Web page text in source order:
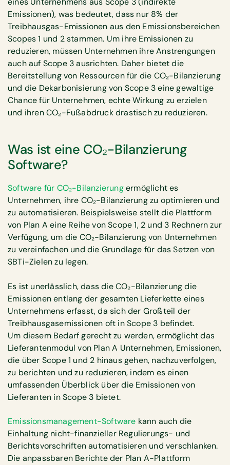
Emissionen), was bedeutet, dass nur 8% der
Treibhausgas-Emissionen aus den Emissionsbereichen
Scopes 1 und 2 stammen. Um ihre Emissionen zu
reduzieren, müssen Unternehmen ihre Anstrengungen
auch auf Scope 3 ausrichten. Daher bietet die
Bereitstellung von Ressourcen für die CO₂-Bilanzierung
und die Dekarbonisierung von Scope 3 eine gewaltige
Chance für Unternehmen, echte Wirkung zu erzielen
und ihren CO₂-Fußabdruck drastisch zu reduzieren.
Was ist eine CO₂-Bilanzierung
Software?
Software für CO₂-Bilanzierungermöglicht es
Unternehmen, ihre CO₂-Bilanzierung zu optimieren und
zu automatisieren. Beispielsweise stellt die Plattform
von Plan A eine Reihe von Scope 1, 2 und 3 Rechnern zur
Verfügung, um die CO₂-Bilanzierung von Unternehmen
zu vereinfachen und die Grundlage für das Setzen von
SBTi-Zielen zu legen.
Es ist unerlässlich, dass die CO₂-Bilanzierung die
Emissionen entlang der gesamten Lieferkette eines
Unternehmens erfasst, da sich der Großteil der
Treibhausgasemissionen oft in Scope 3 befindet.
Um diesem Bedarf gerecht zu werden, ermöglicht das
Lieferantenmodul von Plan A Unternehmen, Emissionen,
die über Scope 1 und 2 hinaus gehen, nachzuverfolgen,
zu berichten und zu reduzieren, indem es einen
umfassenden Überblick über die Emissionen von
Lieferanten in Scope 3 bietet.
Emissionsmanagement-Software kann auch die
Einhaltung nicht-finanzieller Regulierungs- und
Berichtsvorschriften automatisieren und verschlanken.
Die anpassbaren Berichte der Plan A-Plattform